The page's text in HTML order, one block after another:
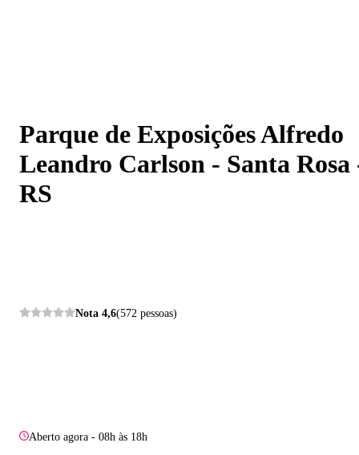
Parque de Exposições Alfredo
Leandro Carlson - Santa Rosa
RS
Nota 4,6(572 pessoas)
Aberto agora - 08h às 18h